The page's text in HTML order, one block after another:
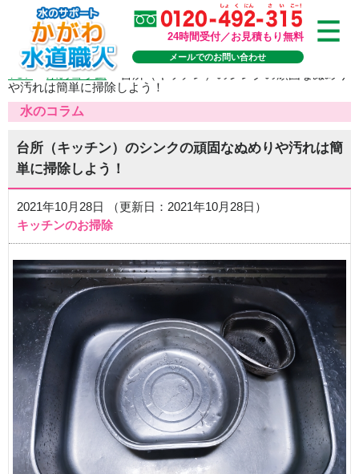
24時間受付／お見積もり無料
メールでのお問い合わせ
TOP>水のコラム >
や汚れは簡単に掃除しよう！
水のコラム
台所（キッチン）のシンクの頑固なぬめりや汚れは簡
単に掃除しよう！
2021年10月28日 （更新日：2021年10月28日）
キッチンのお掃除